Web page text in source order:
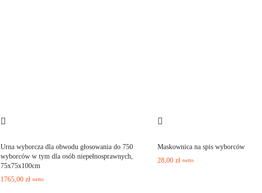
Urna wyborcza dla obwodu głosowania do 750
wyborców w tym dla osób niepełnosprawnych,
75x75x100cm
1765,00 zł netto
Maskownica na spis wyborców
28,00 zł netto